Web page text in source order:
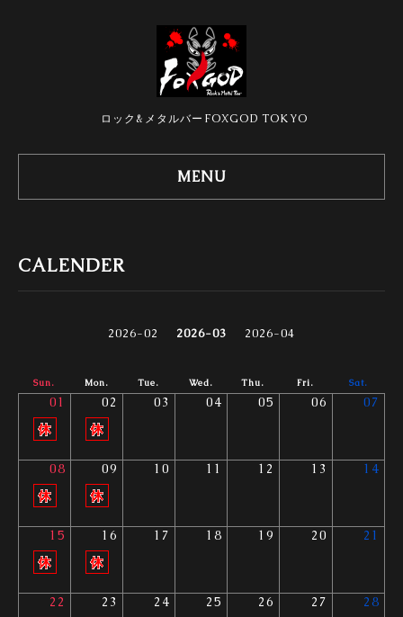
ロック&メタルバーFOXGOD TOKYO
MENU
CALENDER
2026-02 2026-03 2026-04
Sun. Mon. Tue. Wed. Thu. Fri. Sat.
01 02 03 04 05 06 07
08 09 10 11 12 13 14
15 16 17 18 19 20 21
22 23 24 25 26 27 28